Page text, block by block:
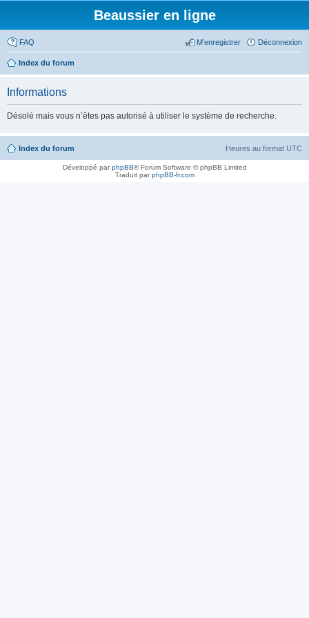
Beaussier en ligne
FAQ Déconnexion
M’enregistrer
Index du forum
Informations
Désolé mais vous n’êtes pas autorisé à utiliser le système de recherche.
Index du forum Heures au format UTC
Développé parphpBB® Forum Software © phpBB Limited
Traduit parphpBB-fr.com